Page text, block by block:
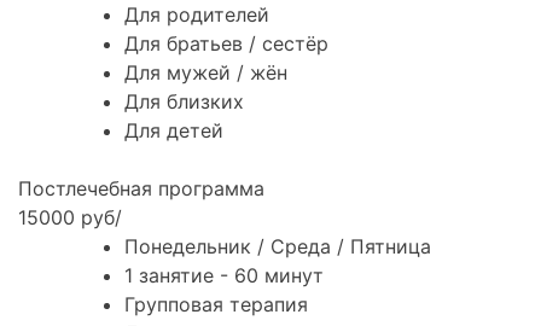
Для родителей
Для братьев / сестёр
Для мужей / жён
Для близких
Для детей
Постлечебная программа
15000 руб/
Понедельник / Среда / Пятница
1 занятие - 60 минут
Групповая терапия